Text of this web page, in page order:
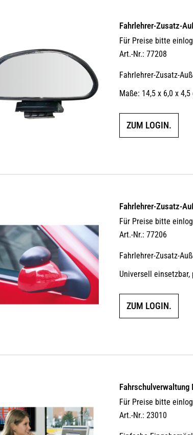
Fahrlehrer-Zusatz-
Für Preise bitte
Art.-Nr.: 77208
Fahrlehrer-Zusatz-
Maße: 14,5 x 6,0 x 4,5
ZUM LOGIN.
Fahrlehrer-Zusatz-
Für Preise bitte
Art.-Nr.: 77206
Fahrlehrer-Zusatz-
Universell
ZUM LOGIN.
Fahrschulverwaltung
Für Preise bitte
Art.-Nr.: 23010